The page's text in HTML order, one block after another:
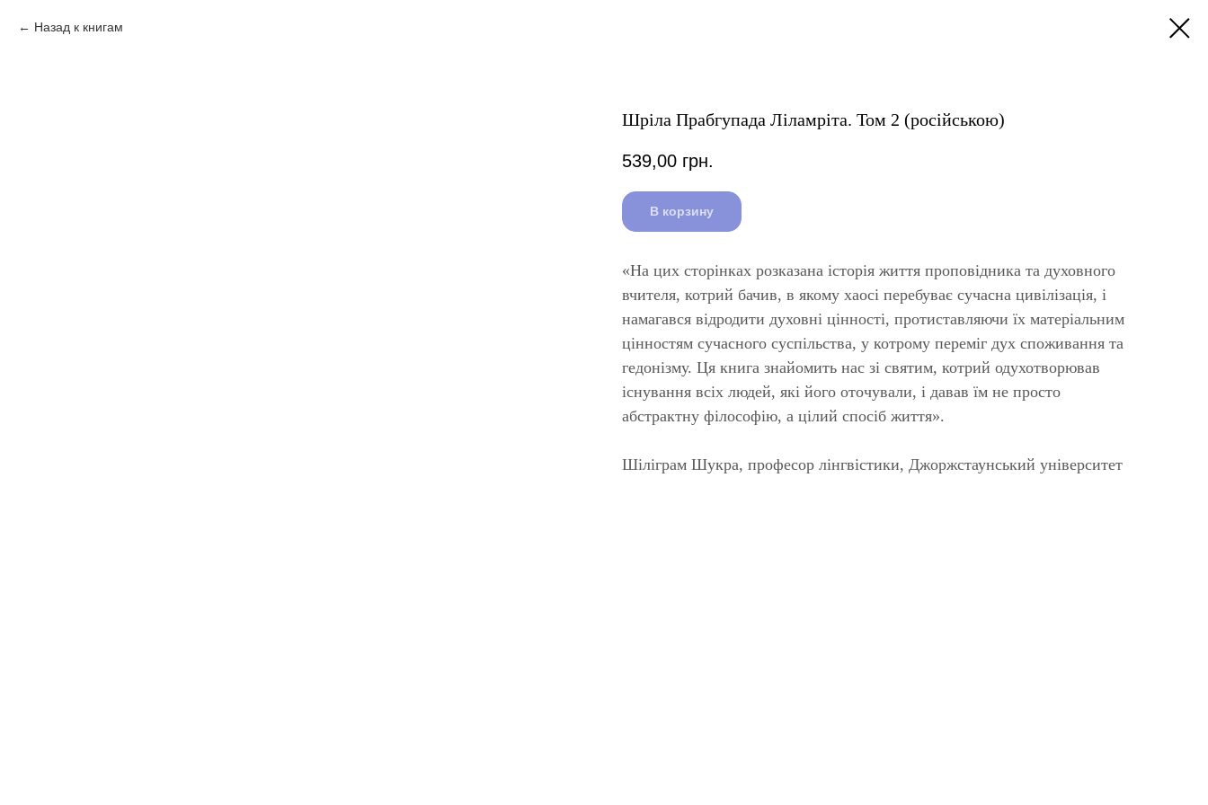
Назад к книгам
Шріла Прабгупада Ліламріта. Том 2 (російською)
539,00 грн.
В корзину
«На цих сторінках розказана історія життя проповідника та духовного
вчителя, котрий бачив, в якому хаосі перебуває сучасна цивілізація, і
намагався відродити духовні цінності, протиставляючи їх матеріальним
цінностям сучасного суспільства, у котрому переміг дух споживання та
гедонізму. Ця книга знайомить нас зі святим, котрий одухотворював
існування всіх людей, які його оточували, і давав їм не просто
абстрактну філософію, а цілий спосіб життя».
Шіліграм Шукра, професор лінгвістики, Джоржстаунський університет